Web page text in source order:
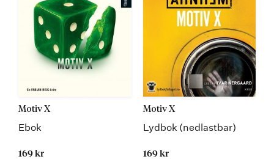
Motiv X
Ebok
169 kr
Motiv X
Lydbok (nedlastbar)
169 kr